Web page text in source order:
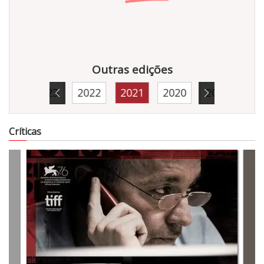
Outras edições
2023 2022 2021 2020 2019
Críticas